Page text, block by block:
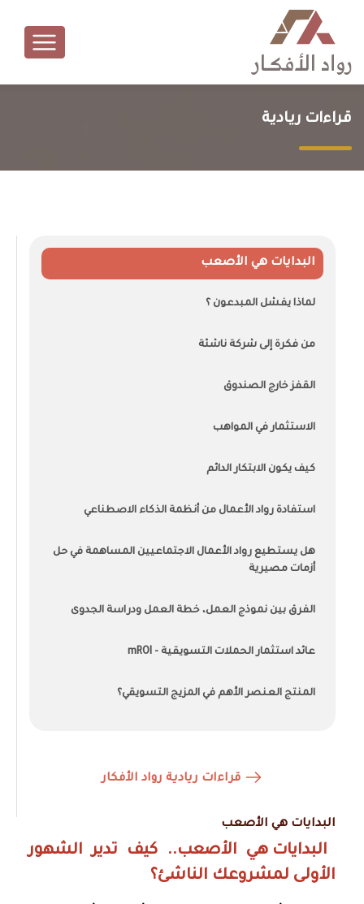
قراءات ريادية
البدايات هي الأصعب
لماذا يفشل المبدعون ؟
من فكرة إلى شركة ناشئة
القفز خارج الصندوق
الاستثمار في المواهب
كيف يكون الابتكار الدائم
استفادة رواد الأعمال من أنظمة الذكاء الاصطناعي
هل يستطيع رواد الأعمال الاجتماعيين المساهمة في حل
أزمات مصيرية
الفرق بين نموذج العمل، خطة العمل ودراسة الجدوى
عائد استثمار الحملات التسويقية - mROI
المنتج العنصر الأهم في المزيج التسويقي؟
قراءات ريادية رواد الأفكار
البدايات هي الأصعب
البدايات هي الأصعب.. كيف تدير الشهور
الأولى لمشروعك الناشئ؟